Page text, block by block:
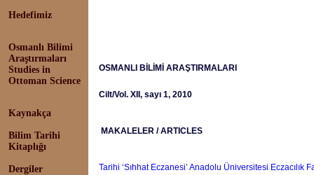
Hedefimiz
Osmanlı Bilimi
Araştırmaları
Studies in
Ottoman Science
Kaynakça
Bilim Tarihi
Kitaplığı
Dergiler
OSMANLI BİLİMİ ARAŞTIRMALARI
Cilt/Vol. XII, sayı 1, 2010
MAKALELER / ARTICLES
Tarihi ‘Sıhhat Eczanesi’ Anadolu Üniversitesi Eczacılık